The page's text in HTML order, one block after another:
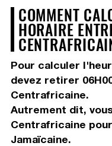
COMMENT
HORAIRE
Pour calculer
devez retirer
Centrafricaine.
Autrement dit,
Centrafricaine
Jamaïcaine.